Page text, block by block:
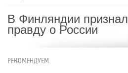
В Финляндии
правду о России
РЕКОМЕНДУЕМ